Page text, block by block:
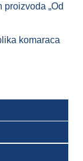
„Od
komaraca